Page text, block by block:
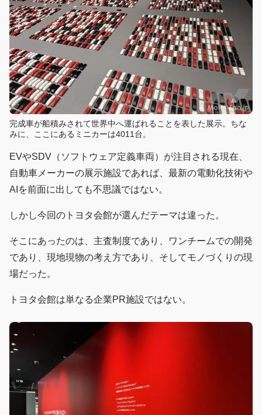
完成車が船積みされて世界中へ運ばれることを表した展示。ちな
みに、ここにあるミニカーは4011台。
EVやSDV（ソフトウェア定義車両）が注目される現在、
自動車メーカーの展示施設であれば、最新の電動化技術や
AIを前面に出しても不思議ではない。
しかし今回のトヨタ会館が選んだテーマは違った。
そこにあったのは、主査制度であり、ワンチームでの開発
であり、現地現物の考え方であり、そしてモノづくりの現
場だった。
トヨタ会館は単なる企業PR施設ではない。